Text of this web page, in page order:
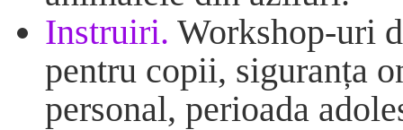
Instruiri. Workshop-uri
pentru copii, siguranța
personal, perioada